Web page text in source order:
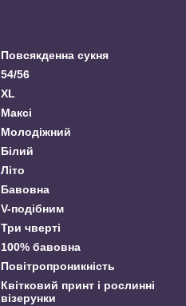
Повсякденна сукня
54/56
XL
Максі
Молодіжний
Білий
Літо
Бавовна
V-подібним
Три чверті
100% бавовна
Повітропроникність
Квітковий принт і рослинні
візерунки